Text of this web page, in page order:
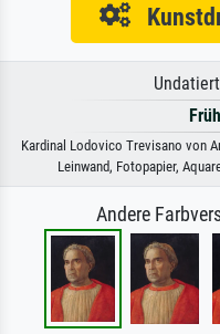
Kardinal Lodovico Trevisano von
Leinwand, Fotopapier,
Andere